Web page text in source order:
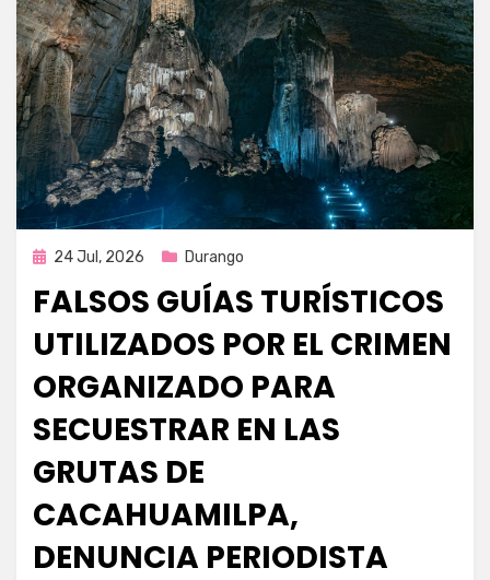
Publicada
24 Jul, 2026 Durango
FALSOS GUÍAS TURÍSTICOS
UTILIZADOS POR EL CRIMEN
ORGANIZADO PARA
SECUESTRAR EN LAS
GRUTAS DE
CACAHUAMILPA,
DENUNCIA PERIODISTA